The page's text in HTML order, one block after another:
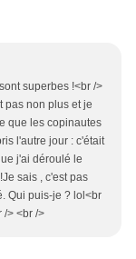
superbes !<br />
pas non plus et je
que les copinautes
l'autre jour : c'était
j'ai déroulé le
sais , c'est pas
Qui puis-je ? lol<br
/> <br />